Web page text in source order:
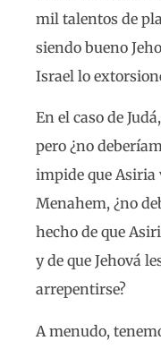
mil talentos de
siendo bueno
Israel lo
En el caso de
pero ¿no
impide que Asiria
Menahem, ¿no
hecho de que
y de que Jehová
arrepentirse?
A menudo,